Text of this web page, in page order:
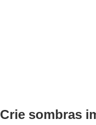
Crie sombras